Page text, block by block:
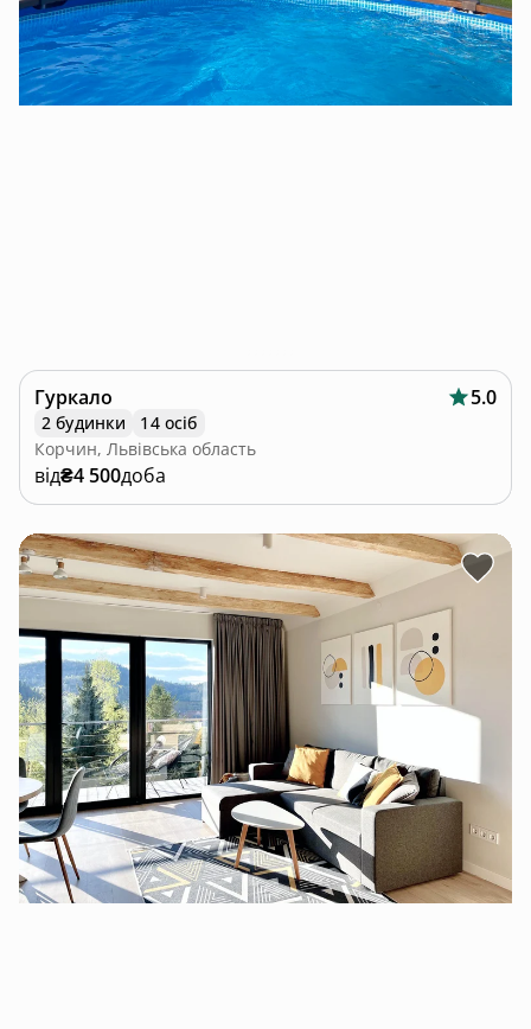
Гуркало 5.0
2 будинки
14 осіб
Корчин, Львівська область
від₴4 500доба